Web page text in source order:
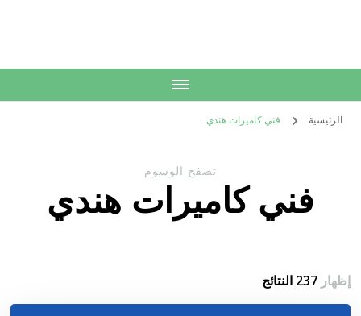
الرئيسية فني كاميرات هندي
تصفح الوسوم
فني كاميرات هندي
إظهار237 النتائج